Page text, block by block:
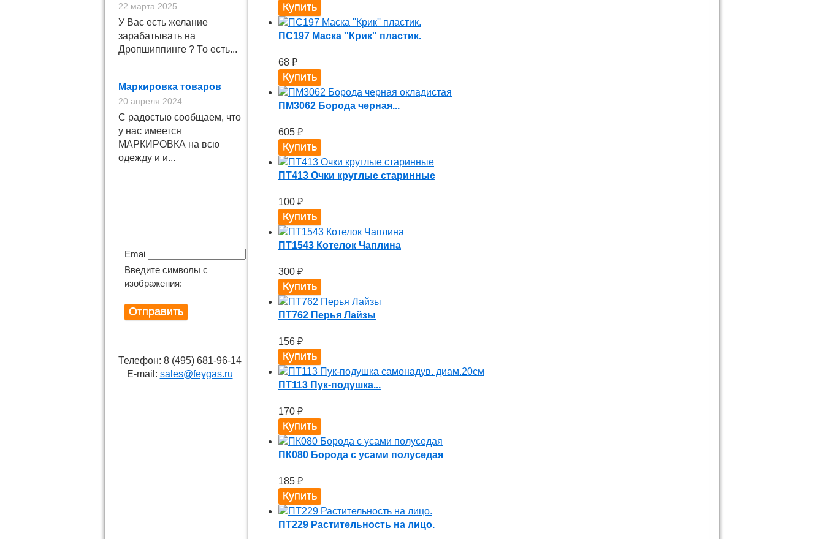
22 марта 2025
У Вас есть желание
зарабатывать на
Дропшиппинге ? То есть...
Маркировка товаров
20 апреля 2024
С радостью сообщаем, что
у нас имеется
МАРКИРОВКА на всю
одежду и и...
Email
Введите символы с
изображения:
Телефон: 8 (495) 681-96-14
E-mail: sales@feygas.ru
ПС197 Маска ''Крик'' пластик.
68 ₽
ПМ3062 Борода черная...
605 ₽
ПТ413 Очки круглые старинные
100 ₽
ПТ1543 Котелок Чаплина
300 ₽
ПТ762 Перья Лайзы
156 ₽
ПТ113 Пук-подушка...
170 ₽
ПК080 Борода с усами полуседая
185 ₽
ПТ229 Растительность на лицо.